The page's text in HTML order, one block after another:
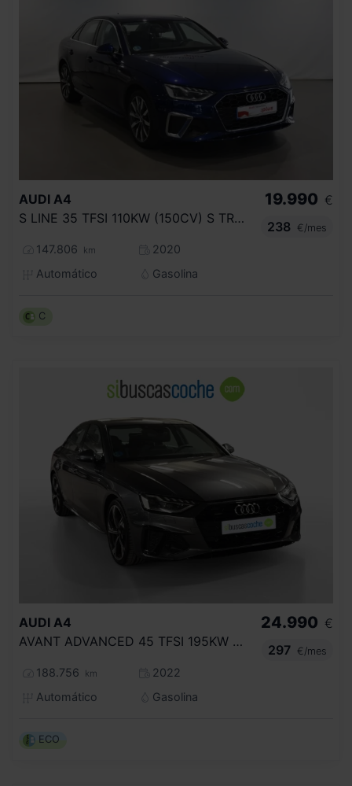
AUDI A4
S LINE 35 TFSI 110KW (150CV) S TRONIC
147.806 km
2020
Automático
Gasolina
19.990 €
238
€/mes
C
AUDI A4
AVANT ADVANCED 45 TFSI 195KW QUATT S TRO
188.756 km
2022
Automático
Gasolina
24.990 €
297
€/mes
ECO